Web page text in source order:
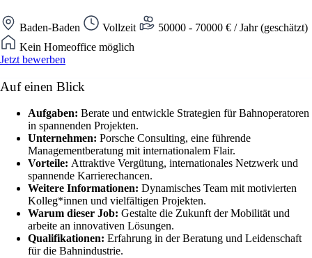
Baden-Baden Vollzeit
50000 - 70000 € / Jahr (geschätzt)
Kein Homeoffice möglich
Jetzt bewerben
Auf einen Blick
Aufgaben: Berate und entwickle Strategien für Bahnoperatoren
in spannenden Projekten.
Unternehmen: Porsche Consulting, eine führende
Managementberatung mit internationalem Flair.
Vorteile: Attraktive Vergütung, internationales Netzwerk und
spannende Karrierechancen.
Weitere Informationen: Dynamisches Team mit motivierten
Kolleg*innen und vielfältigen Projekten.
Warum dieser Job: Gestalte die Zukunft der Mobilität und
arbeite an innovativen Lösungen.
Qualifikationen: Erfahrung in der Beratung und Leidenschaft
für die Bahnindustrie.